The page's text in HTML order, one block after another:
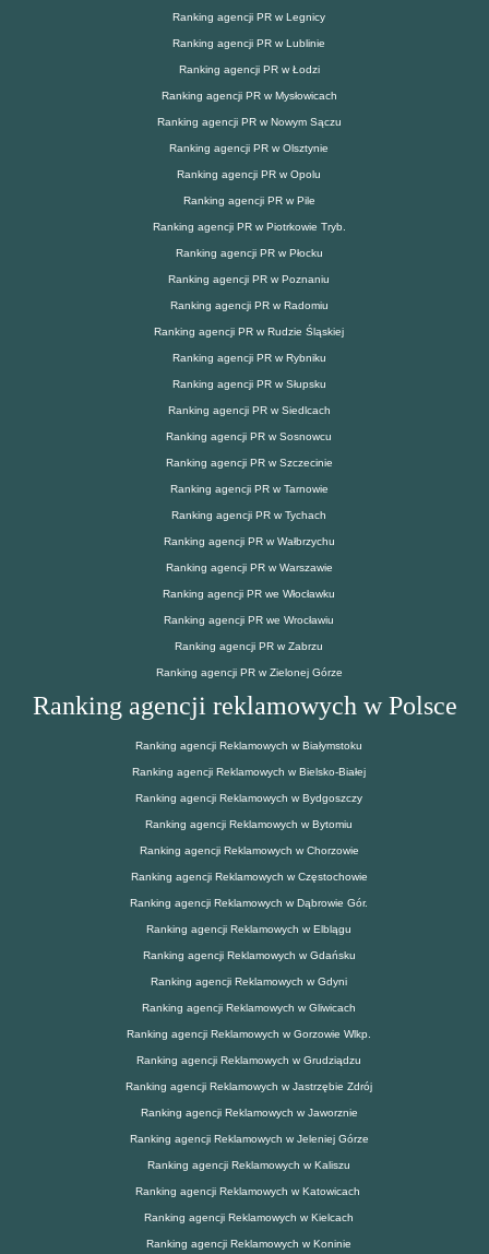
Ranking agencji PR w Legnicy
Ranking agencji PR w Lublinie
Ranking agencji PR w Łodzi
Ranking agencji PR w Mysłowicach
Ranking agencji PR w Nowym Sączu
Ranking agencji PR w Olsztynie
Ranking agencji PR w Opolu
Ranking agencji PR w Pile
Ranking agencji PR w Piotrkowie Tryb.
Ranking agencji PR w Płocku
Ranking agencji PR w Poznaniu
Ranking agencji PR w Radomiu
Ranking agencji PR w Rudzie Śląskiej
Ranking agencji PR w Rybniku
Ranking agencji PR w Słupsku
Ranking agencji PR w Siedlcach
Ranking agencji PR w Sosnowcu
Ranking agencji PR w Szczecinie
Ranking agencji PR w Tarnowie
Ranking agencji PR w Tychach
Ranking agencji PR w Wałbrzychu
Ranking agencji PR w Warszawie
Ranking agencji PR we Włocławku
Ranking agencji PR we Wrocławiu
Ranking agencji PR w Zabrzu
Ranking agencji PR w Zielonej Górze
Ranking agencji reklamowych w Polsce
Ranking agencji Reklamowych w Białymstoku
Ranking agencji Reklamowych w Bielsko-Białej
Ranking agencji Reklamowych w Bydgoszczy
Ranking agencji Reklamowych w Bytomiu
Ranking agencji Reklamowych w Chorzowie
Ranking agencji Reklamowych w Częstochowie
Ranking agencji Reklamowych w Dąbrowie Gór.
Ranking agencji Reklamowych w Elblągu
Ranking agencji Reklamowych w Gdańsku
Ranking agencji Reklamowych w Gdyni
Ranking agencji Reklamowych w Gliwicach
Ranking agencji Reklamowych w Gorzowie Wlkp.
Ranking agencji Reklamowych w Grudziądzu
Ranking agencji Reklamowych w Jastrzębie Zdrój
Ranking agencji Reklamowych w Jaworznie
Ranking agencji Reklamowych w Jeleniej Górze
Ranking agencji Reklamowych w Kaliszu
Ranking agencji Reklamowych w Katowicach
Ranking agencji Reklamowych w Kielcach
Ranking agencji Reklamowych w Koninie